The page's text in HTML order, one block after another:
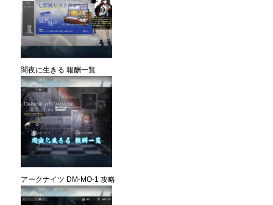
闇夜に生きる 報酬一覧
アークナイツ DM-MO-1 攻略